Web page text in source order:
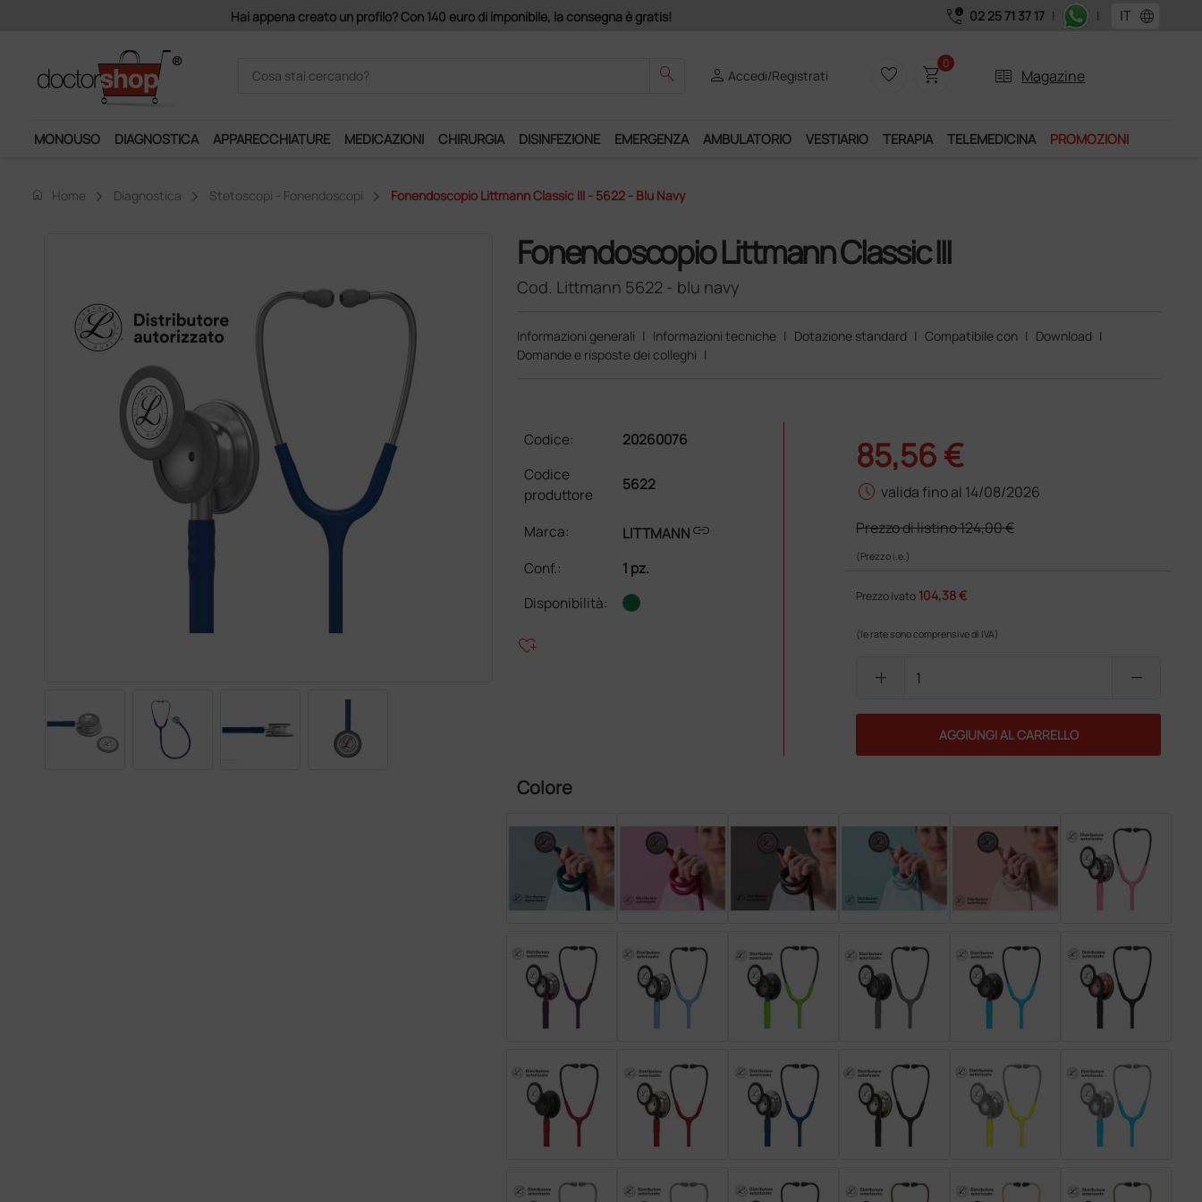
Acquistando il servizio "Ds Club", un anno di spedizioni a 39,90 euro + IVA! call_quality 02 25 71 37 17 | | language
search personAccedi/Registrati favorite_border shopping_cart0
two_pager Magazine
MONOUSO DIAGNOSTICA APPARECCHIATURE MEDICAZIONI CHIRURGIA DISINFEZIONE EMERGENZA AMBULATORIO VESTIARIO TERAPIA TELEMEDICINA PROMOZIONI
home Home Diagnostica Stetoscopi - Fonendoscopi Fonendoscopio Littmann Classic III - 5622 - Blu Navy
Fonendoscopio Littmann Classic III
Cod. Littmann 5622 - blu navy
Informazioni generali | Informazioni tecniche | Dotazione standard | Compatibile con | Download |
Domande e risposte dei colleghi |
Codice:
20260076
Codice
produttore
5622
Marca: LITTMANNlink
Conf.:
1 pz.
Disponibilità:
heart_plus
85,56 €
schedule valida fino al 14/08/2026
Prezzo di listino124,00 €
(Prezzo i.e.)
Prezzo ivato 104,38 €
(le rate sono comprensive di IVA)
add remove
AGGIUNGI AL CARRELLO
Colore